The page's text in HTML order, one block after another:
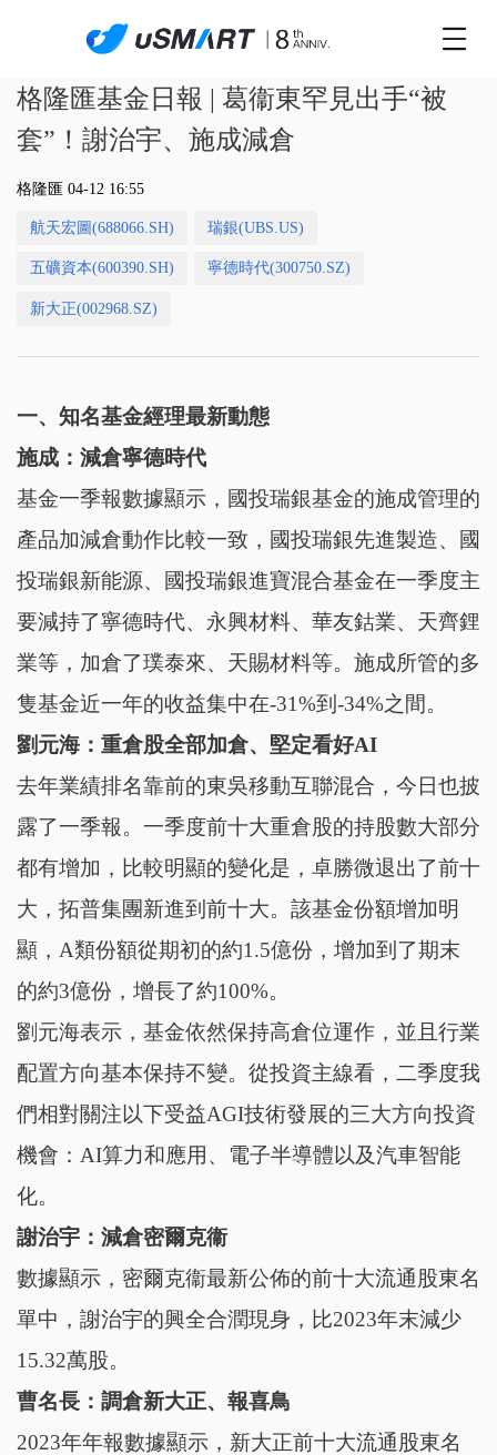
格隆匯基金日報 | 葛衞東罕見出手“被
套”！謝治宇、施成減倉
格隆匯 04-12 16:55
航天宏圖(688066.SH) 瑞銀(UBS.US)
五礦資本(600390.SH) 寧德時代(300750.SZ)
新大正(002968.SZ)
一、 知名基金經理最新動態
施成：減倉寧德時代
基金一季報數據顯示，國投瑞銀基金的施成管理的
產品加減倉動作比較一致，國投瑞銀先進製造、國
投瑞銀新能源、國投瑞銀進寶混合基金在一季度主
要減持了寧德時代、永興材料、華友鈷業、天齊鋰
業等，加倉了璞泰來、天賜材料等。施成所管的多
隻基金近一年的收益集中在-31%到-34%之間。
劉元海：重倉股全部加倉、堅定看好AI
去年業績排名靠前的東吳移動互聯混合，今日也披
露了一季報。一季度前十大重倉股的持股數大部分
都有增加，比較明顯的變化是，卓勝微退出了前十
大，拓普集團新進到前十大。該基金份額增加明
顯，A類份額從期初的約1.5億份，增加到了期末
的約3億份，增長了約100%。
劉元海表示，基金依然保持高倉位運作，並且行業
配置方向基本保持不變。從投資主線看，二季度我
們相對關注以下受益AGI技術發展的三大方向投資
機會：AI算力和應用、電子半導體以及汽車智能
化。
謝治宇： 減倉密爾克衞
數據顯示，密爾克衞最新公佈的前十大流通股東名
單中，謝治宇的興全合潤現身，比2023年末減少
15.32萬股。
曹名長： 調倉新大正、報喜鳥
2023年年報數據顯示，新大正前十大流通股東名